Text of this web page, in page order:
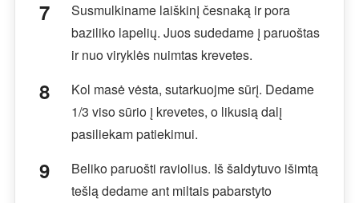
Susmulkiname laiškinį česnaką ir pora
baziliko lapelių. Juos sudedame į paruoštas
ir nuo viryklės nuimtas krevetes.
Kol masė vėsta, sutarkuojme sūrį. Dedame
1/3 viso sūrio į krevetes, o likusią dalį
pasiliekam patiekimui.
Beliko paruošti raviolius. Iš šaldytuvo išimtą
tešlą dedame ant miltais pabarstyto